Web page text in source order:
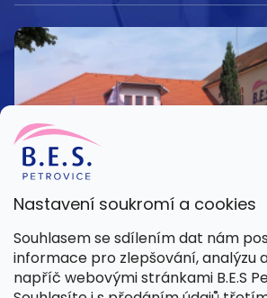
Nastavení soukromí a cookies
Souhlasem se sdílením dat nám
informace pro zlepšování, analýzu
napříč webovými stránkami B.E.S
Kamenná prodejna
Pondělí – Pátek 8:00 – 15:30
Petrovice 42, 262 55 Petrovice
Více informací